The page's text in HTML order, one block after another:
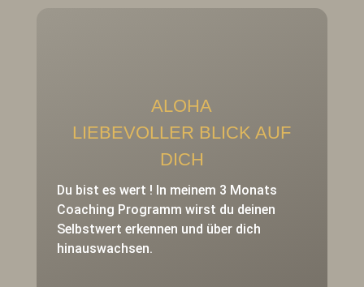
ALOHA
LIEBEVOLLER BLICK AUF
DICH
Du bist es wert ! In meinem 3 Monats
Coaching Programm wirst du deinen
Selbstwert erkennen und über dich
hinauswachsen.